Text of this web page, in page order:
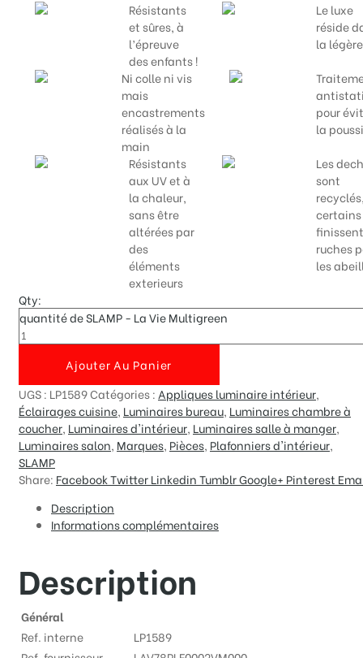
Résistants
et sûres, à
l’épreuve
des enfants !
Le luxe
réside
la
Ni colle ni vis
mais
encastrements
réalisés à la
main
pour
la
Résistants
aux UV et à
la chaleur,
sans être
altérées par
des
éléments
exterieurs
Les
sont
certains
ruches
les
Qty:
quantité de SLAMP - La Vie Multigreen
Ajouter Au Panier
UGS : LP1589Catégories :Appliques luminaire intérieur,
Éclairages cuisine, Luminaires bureau, Luminaires chambre à
coucher, Luminaires d'intérieur, Luminaires salle à manger,
Luminaires salon, Marques, Pièces, Plafonniers d'intérieur,
SLAMP
Share: FacebookTwitterLinkedinTumblrGoogle+ Pinterest
Description
Informations complémentaires
Description
Général
Ref. interne
LP1589